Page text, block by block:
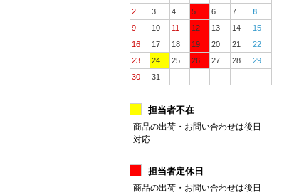
2
3 4 5 6 7
8
9
10 11 12 13 14
15
16
17 18 19 20 21
22
23
24 25 26 27 28
29
30
31
担当者不在
商品の出荷・お問い合わせは後日
対応
担当者定休日
商品の出荷・お問い合わせは後日